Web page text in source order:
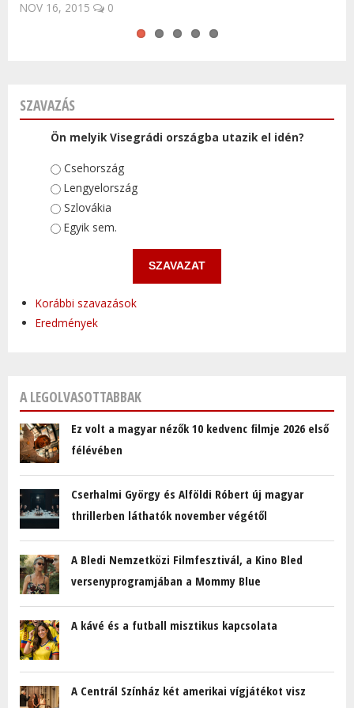
NOV 16, 2015
0
SZAVAZÁS
Ön melyik Visegrádi országba utazik el idén?
Választások
Csehország
Lengyelország
Szlovákia
Egyik sem.
Korábbi szavazások
Eredmények
A LEGOLVASOTTABBAK
Ez volt a magyar nézők 10 kedvenc filmje 2026 első
félévében
Cserhalmi György és Alföldi Róbert új magyar
thrillerben láthatók november végétől
A Bledi Nemzetközi Filmfesztivál, a Kino Bled
versenyprogramjában a Mommy Blue
A kávé és a futball misztikus kapcsolata
A Centrál Színház két amerikai vígjátékot visz